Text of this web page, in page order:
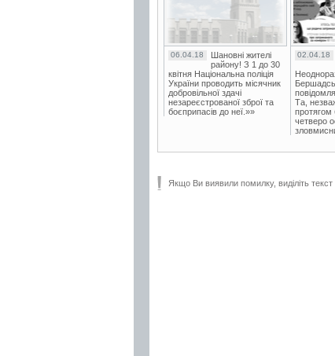
06.04.18
Шановні жителі
району! З 1 до 30
квітня Національна поліція
України проводить місячник
добровільної здачі
незареєстрованої зброї та
боєприпасів до неї.»»
02.04.18
Та,
протягом
четверо
Якщо Ви виявили помилку, виділіть